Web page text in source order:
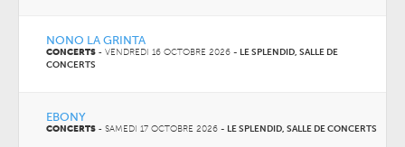
NONO LA GRINTA
CONCERTS - VENDREDI 16 OCTOBRE 2026 - LE SPLENDID, SALLE DE
CONCERTS
EBONY
CONCERTS - SAMEDI 17 OCTOBRE 2026 - LE SPLENDID, SALLE DE CONCERTS